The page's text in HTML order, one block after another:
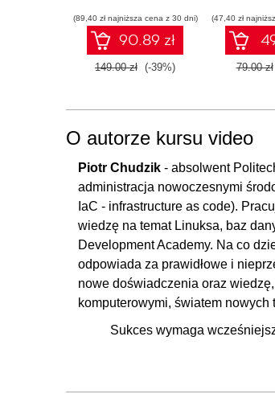
(89,40 zł najniższa cena z 30 dni)
90.89 zł
149.00 zł (-39%)
na
(47,40 zł
79.00 zł
O autorze kursu video
Piotr Chudzik - absolwent
administracja nowoczesnymi
IaC - infrastructure as code).
wiedzę na temat Linuksa, baz
Development Academy. Na co
odpowiada za prawidłowe i
nowe doświadczenia oraz
komputerowymi, światem
Sukces wymaga